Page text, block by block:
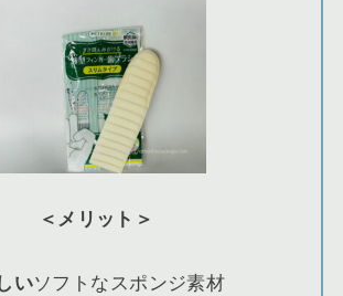
＜メリット＞
いソフトなスポンジ素材